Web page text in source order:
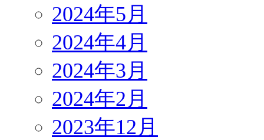
2024年5月
2024年4月
2024年3月
2024年2月
2023年12月